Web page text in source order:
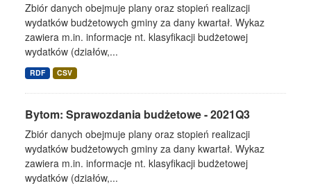
Zbiór danych obejmuje plany oraz stopień realizacji
wydatków budżetowych gminy za dany kwartał. Wykaz
zawiera m.in. informacje nt. klasyfikacji budżetowej
wydatków (działów,...
RDF CSV
Bytom: Sprawozdania budżetowe - 2021Q3
Zbiór danych obejmuje plany oraz stopień realizacji
wydatków budżetowych gminy za dany kwartał. Wykaz
zawiera m.in. informacje nt. klasyfikacji budżetowej
wydatków (działów,...